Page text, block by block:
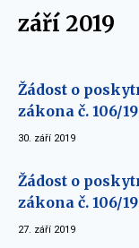
září 2019
Žádost o
zákona č. 106/
30. září 2019
Žádost o
zákona č. 106/
27. září 2019